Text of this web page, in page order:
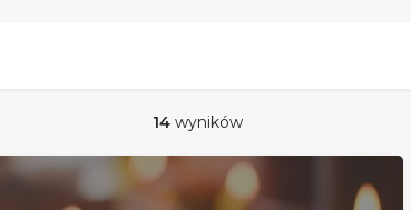
14wyników